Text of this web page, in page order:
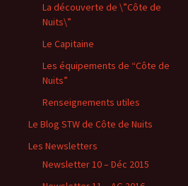
La découverte de \”Côte de
Nuits\”
Le Capitaine
Les équipements de “Côte de
Nuits”
Renseignements utiles
Le Blog STW de Côte de Nuits
Les Newsletters
Newsletter 10 – Déc 2015